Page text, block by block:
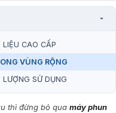
CAO CẤP
VÙNG RỘNG
SỬ DỤNG
thì đừng bỏ qua máy phun